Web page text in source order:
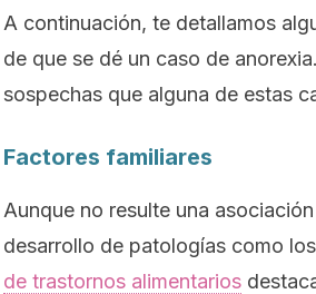
A continuación, te detallamos
de que se dé un caso de
sospechas que alguna de estas
Factores familiares
Aunque no resulte una
desarrollo de patologías como
de trastornos alimentarios